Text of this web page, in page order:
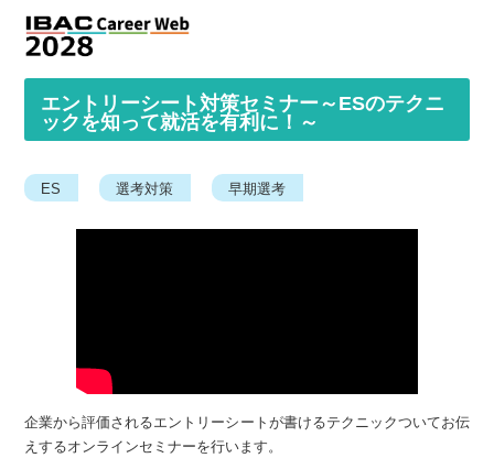
エントリーシート対策セミナー～ESのテクニ
ックを知って就活を有利に！～
ES 選考対策 早期選考
企業から評価されるエントリーシートが書けるテクニックついてお伝
えするオンラインセミナーを行います。